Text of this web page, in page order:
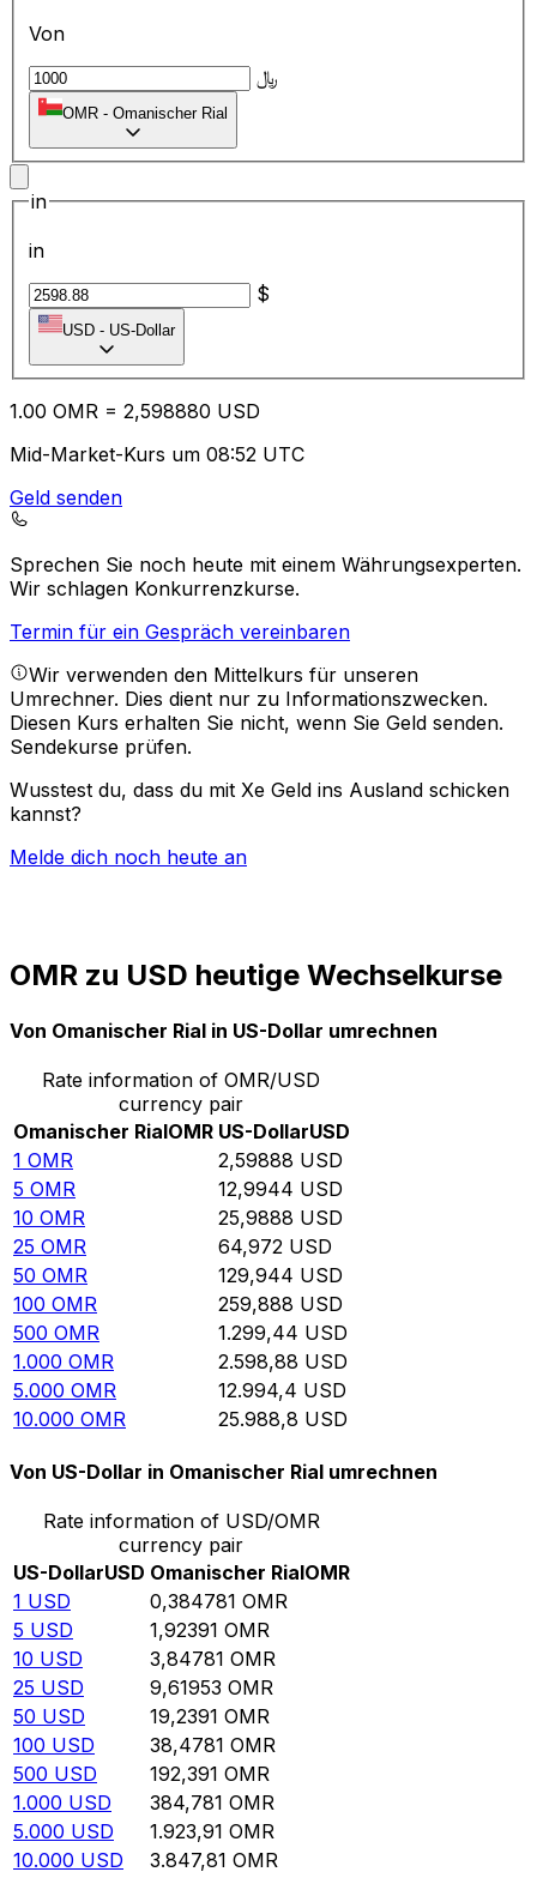
Von
﷼
OMR - Omanischer Rial
in
in
$
USD - US-Dollar
1.00 OMR = 2,598880 USD
Mid-Market-Kurs um 08:52 UTC
Geld senden
Sprechen Sie noch heute mit einem Währungsexperten.
Wir schlagen Konkurrenzkurse.
Termin für ein Gespräch vereinbaren
Wir verwenden den Mittelkurs für unseren
Umrechner. Dies dient nur zu Informationszwecken.
Diesen Kurs erhalten Sie nicht, wenn Sie Geld senden.
Sendekurse prüfen.
Wusstest du, dass du mit Xe Geld ins Ausland schicken
kannst?
Melde dich noch heute an
OMR zu USD heutige Wechselkurse
Von Omanischer Rial in US-Dollar umrechnen
Rate information of OMR/USD
currency pair
Omanischer RialOMR US-DollarUSD
1 OMR 2,59888 USD
5 OMR 12,9944 USD
10 OMR 25,9888 USD
25 OMR 64,972 USD
50 OMR 129,944 USD
100 OMR 259,888 USD
500 OMR 1.299,44 USD
1.000 OMR 2.598,88 USD
5.000 OMR 12.994,4 USD
10.000 OMR 25.988,8 USD
Von US-Dollar in Omanischer Rial umrechnen
Rate information of USD/OMR
currency pair
US-DollarUSD Omanischer RialOMR
1 USD 0,384781 OMR
5 USD 1,92391 OMR
10 USD 3,84781 OMR
25 USD 9,61953 OMR
50 USD 19,2391 OMR
100 USD 38,4781 OMR
500 USD 192,391 OMR
1.000 USD 384,781 OMR
5.000 USD 1.923,91 OMR
10.000 USD 3.847,81 OMR